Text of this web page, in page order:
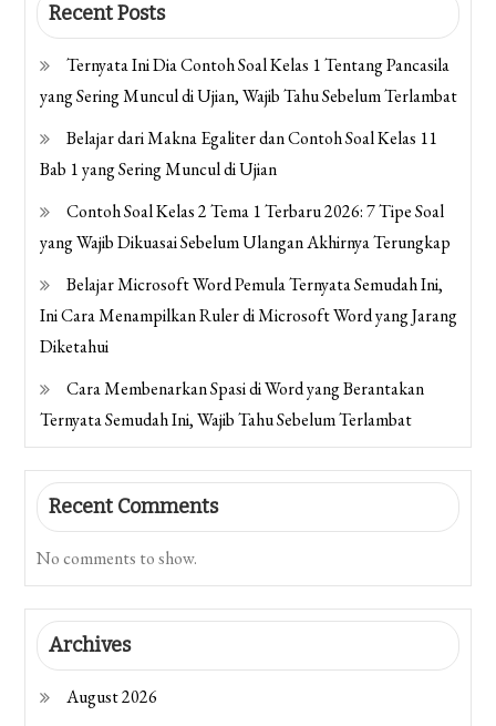
Recent Posts
Ternyata Ini Dia Contoh Soal Kelas 1 Tentang Pancasila
yang Sering Muncul di Ujian, Wajib Tahu Sebelum Terlambat
Belajar dari Makna Egaliter dan Contoh Soal Kelas 11
Bab 1 yang Sering Muncul di Ujian
Contoh Soal Kelas 2 Tema 1 Terbaru 2026: 7 Tipe Soal
yang Wajib Dikuasai Sebelum Ulangan Akhirnya Terungkap
Belajar Microsoft Word Pemula Ternyata Semudah Ini,
Ini Cara Menampilkan Ruler di Microsoft Word yang Jarang
Diketahui
Cara Membenarkan Spasi di Word yang Berantakan
Ternyata Semudah Ini, Wajib Tahu Sebelum Terlambat
Recent Comments
No comments to show.
Archives
August 2026